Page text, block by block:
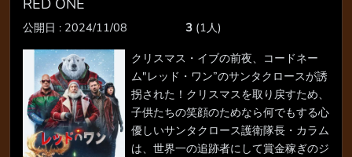
RED ONE
公開日 : 2024/11/08 3 (1人)
クリスマス・イブの前夜、コードネー
ム"レッド・ワン”のサンタクロースが誘
拐された！クリスマスを取り戻すため、
子供たちの笑顔のためなら何でもする心
優しいサンタクロース護衛隊長・カラム
は、世界一の追跡者にして賞金稼ぎのジ